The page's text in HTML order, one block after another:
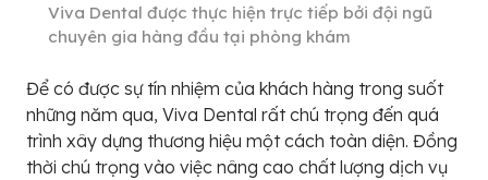
Viva Dental được thực hiện trực tiếp bởi đội ngũ
chuyên gia hàng đầu tại phòng khám
Để có được sự tín nhiệm của khách hàng trong suốt
những năm qua, Viva Dental rất chú trọng đến quá
trình xây dựng thương hiệu một cách toàn diện. Đồng
thời chú trọng vào việc nâng cao chất lượng dịch vụ